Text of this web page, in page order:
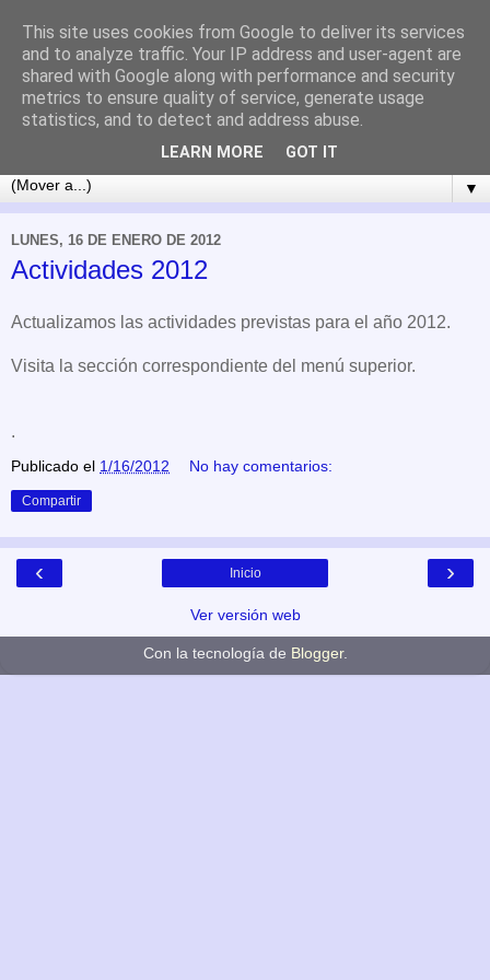
▼
LUNES, 16 DE ENERO DE 2012
Actividades 2012
Actualizamos las actividades previstas para el año 2012.
Visita la sección correspondiente del menú superior.
.
Publicado el 1/16/2012 No hay comentarios:
Compartir
‹ ›
Inicio
Ver versión web
Con la tecnología de Blogger.
This site uses cookies from Google to deliver its services
and to analyze traffic. Your IP address and user-agent are
shared with Google along with performance and security
metrics to ensure quality of service, generate usage
statistics, and to detect and address abuse.
LEARN MORE GOT IT